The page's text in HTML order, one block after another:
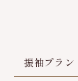
振袖プラン